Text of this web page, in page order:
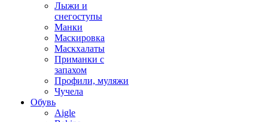
Лыжи и
снегоступы
Манки
Маскировка
Маскхалаты
Приманки с
запахом
Профили, муляжи
Чучела
Обувь
Aigle